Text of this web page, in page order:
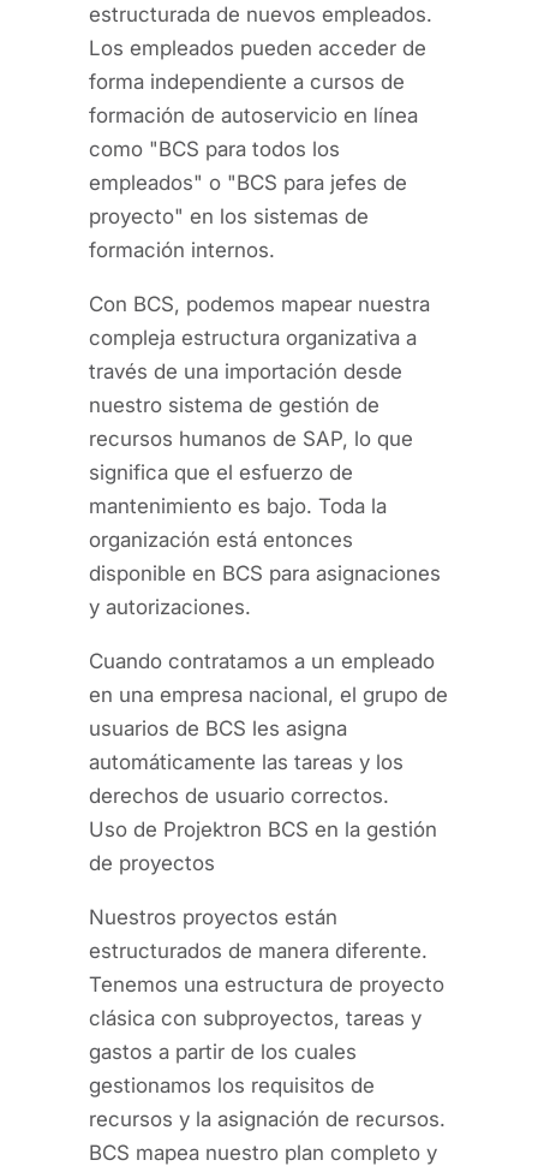
estructurada de nuevos empleados.
Los empleados pueden acceder de
forma independiente a cursos de
formación de autoservicio en línea
como "BCS para todos los
empleados" o "BCS para jefes de
proyecto" en los sistemas de
formación internos.
Con BCS, podemos mapear nuestra
compleja estructura organizativa a
través de una importación desde
nuestro sistema de gestión de
recursos humanos de SAP, lo que
significa que el esfuerzo de
mantenimiento es bajo. Toda la
organización está entonces
disponible en BCS para asignaciones
y autorizaciones.
Cuando contratamos a un empleado
en una empresa nacional, el grupo de
usuarios de BCS les asigna
automáticamente las tareas y los
derechos de usuario correctos.
Uso de Projektron BCS en la gestión
de proyectos
Nuestros proyectos están
estructurados de manera diferente.
Tenemos una estructura de proyecto
clásica con subproyectos, tareas y
gastos a partir de los cuales
gestionamos los requisitos de
recursos y la asignación de recursos.
BCS mapea nuestro plan completo y